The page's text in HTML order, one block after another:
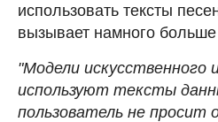
использовать тексты
вызывает намного больше
"Модели искусственного
используют тексты
пользователь не просит